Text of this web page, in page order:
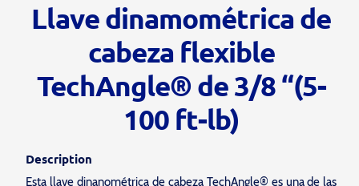
Llave dinamométrica de
cabeza flexible
TechAngle® de 3/8 “(5-
100 ft-lb)
Description
Esta llave dinanométrica de cabeza TechAngle® es una de las